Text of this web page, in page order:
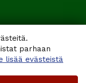
parhaan
lisää evästeistä